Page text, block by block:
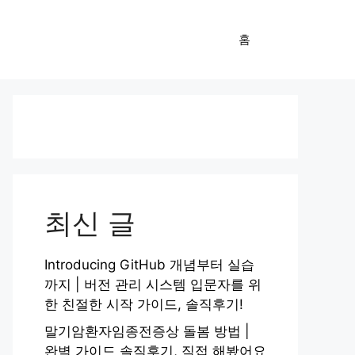
홈
최신 글
Introducing GitHub 개념부터 실습
까지 | 버전 관리 시스템 입문자를 위
한 친절한 시작 가이드, 솔직후기!
말기암환자임종전증상 돌봄 방법 |
완벽 가이드 솔직후기, 직접 해봤어요